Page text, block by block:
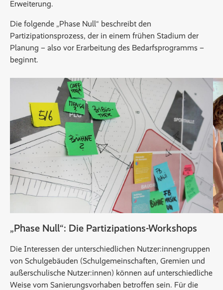
Erweiterung.
Die folgende „Phase Null“ beschreibt den
Partizipationsprozess, der in einem frühen Stadium der
Planung – also vor Erarbeitung des Bedarfsprogramms –
beginnt.
„Phase Null“: Die Partizipations-Workshops
Die Interessen der unterschiedlichen Nutzer:innengruppen
von Schulgebäuden (Schulgemeinschaften, Gremien und
außerschulische Nutzer:innen) können auf unterschiedliche
Weise vom Sanierungsvorhaben betroffen sein. Für die